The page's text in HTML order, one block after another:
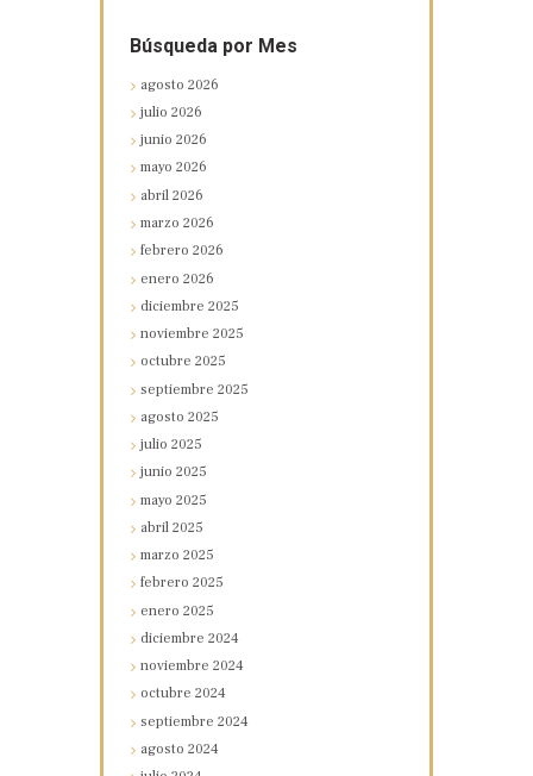
Búsqueda por Mes
agosto2026
julio2026
junio2026
mayo2026
abril2026
marzo2026
febrero2026
enero2026
diciembre2025
noviembre2025
octubre2025
septiembre2025
agosto2025
julio2025
junio2025
mayo2025
abril2025
marzo2025
febrero2025
enero2025
diciembre2024
noviembre2024
octubre2024
septiembre2024
agosto2024